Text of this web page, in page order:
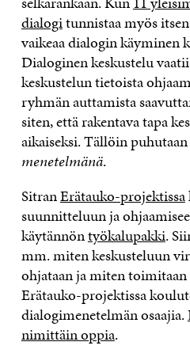
dialogitunnistaa myös
vaikeaa dialogin käyminen
Dialoginen keskustelu
keskustelun tietoista
ryhmän auttamista
siten, että rakentava tapa
aikaiseksi. Tällöin puhutaan
menetelmänä.
SitranErätauko-projektissa
suunnitteluun ja
käytännöntyökalupakki.
mm. miten keskusteluun
ohjataan ja miten
Erätauko-projektissa
dialogimenetelmän osaajia.
nimittäin oppia.